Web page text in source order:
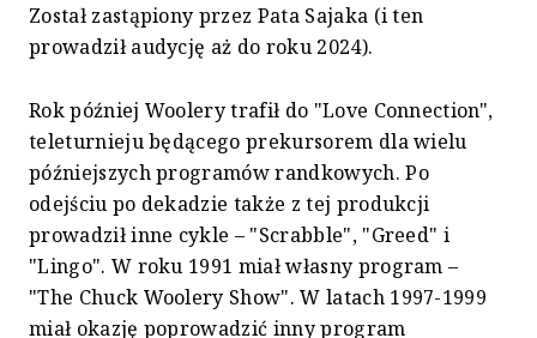
Został zastąpiony przez Pata Sajaka (i ten
prowadził audycję aż do roku 2024).
Rok później Woolery trafił do "Love Connection",
teleturnieju będącego prekursorem dla wielu
późniejszych programów randkowych. Po
odejściu po dekadzie także z tej produkcji
prowadził inne cykle – "Scrabble", "Greed" i
"Lingo". W roku 1991 miał własny program –
"The Chuck Woolery Show". W latach 1997-1999
miał okazję poprowadzić inny program